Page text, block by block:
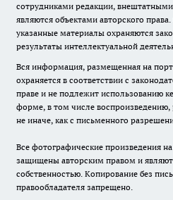
сотрудниками редакции,
являются объектами авторского
указанные материалы охраняются
результаты интеллектуальной
Вся информация, размещенная на
охраняется в соответствии с
праве и не подлежит использованию
форме, в том числе воспроизведению,
не иначе, как с письменного
Все фотографические произведения
защищены авторским правом и
собственностью. Копирование без
правообладателя запрещено.